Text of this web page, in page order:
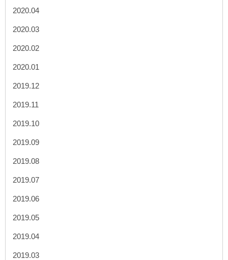
2020.04
2020.03
2020.02
2020.01
2019.12
2019.11
2019.10
2019.09
2019.08
2019.07
2019.06
2019.05
2019.04
2019.03